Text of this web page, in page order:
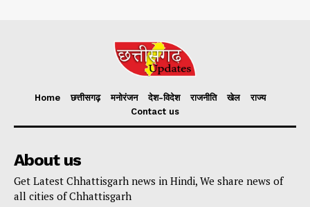
Home छत्तीसगढ़ मनोरंजन देश-विदेश राजनीति खेल
राज्य
Contact us
About us
Get Latest Chhattisgarh news in Hindi, We share news of
all cities of Chhattisgarh